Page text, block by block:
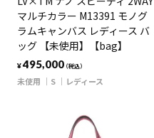
マルチカラー M13391 モノグ
ラムキャンバス レディース バ
ッグ 【未使用】【bag】
¥495,000（税込）
未使用 S レディース